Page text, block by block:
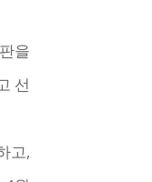
을
선
고,